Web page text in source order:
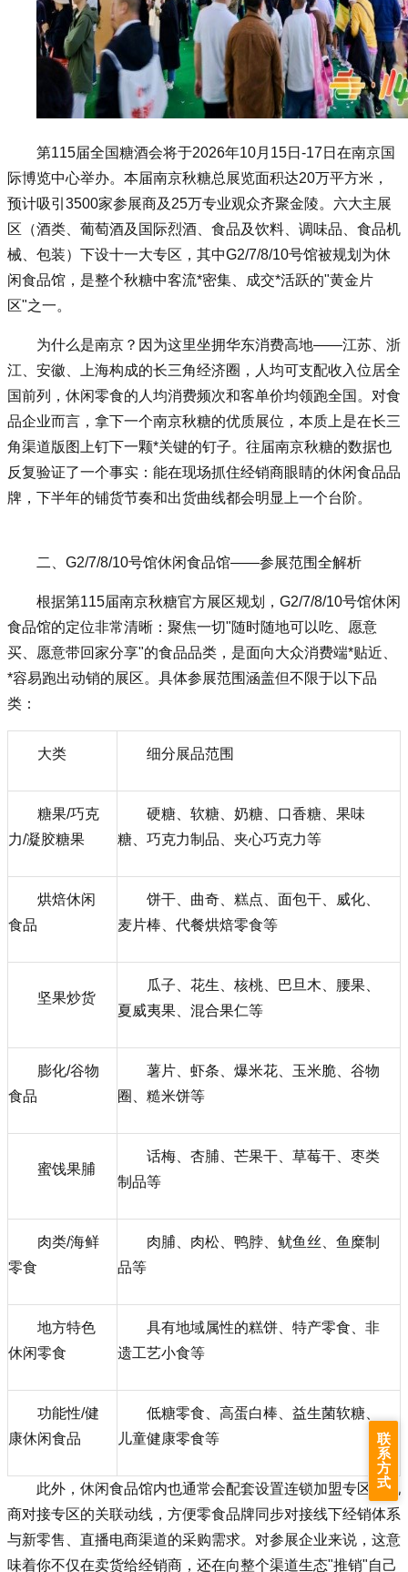
第115届全国糖酒会将于2026年10月15日-17日在南京国
际博览中心举办。本届南京秋糖总展览面积达20万平方米，
预计吸引3500家参展商及25万专业观众齐聚金陵。六大主展
区（酒类、葡萄酒及国际烈酒、食品及饮料、调味品、食品机
械、包装）下设十一大专区，其中G2/7/8/10号馆被规划为休
闲食品馆，是整个秋糖中客流*密集、成交*活跃的"黄金片
区"之一。
为什么是南京？因为这里坐拥华东消费高地——江苏、浙
江、安徽、上海构成的长三角经济圈，人均可支配收入位居全
国前列，休闲零食的人均消费频次和客单价均领跑全国。对食
品企业而言，拿下一个南京秋糖的优质展位，本质上是在长三
角渠道版图上钉下一颗*关键的钉子。往届南京秋糖的数据也
反复验证了一个事实：能在现场抓住经销商眼睛的休闲食品品
牌，下半年的铺货节奏和出货曲线都会明显上一个台阶。
二、G2/7/8/10号馆休闲食品馆——参展范围全解析
根据第115届南京秋糖官方展区规划，G2/7/8/10号馆休闲
食品馆的定位非常清晰：聚焦一切"随时随地可以吃、愿意
买、愿意带回家分享"的食品品类，是面向大众消费端*贴近、
*容易跑出动销的展区。具体参展范围涵盖但不限于以下品
类：
大类 细分展品范围
糖果/巧克
力/凝胶糖果
硬糖、软糖、奶糖、口香糖、果味
糖、巧克力制品、夹心巧克力等
烘焙休闲
食品
饼干、曲奇、糕点、面包干、威化、
麦片棒、代餐烘焙零食等
坚果炒货
瓜子、花生、核桃、巴旦木、腰果、
夏威夷果、混合果仁等
膨化/谷物
食品
薯片、虾条、爆米花、玉米脆、谷物
圈、糙米饼等
蜜饯果脯
话梅、杏脯、芒果干、草莓干、枣类
制品等
肉类/海鲜
零食
肉脯、肉松、鸭脖、鱿鱼丝、鱼糜制
品等
地方特色
休闲零食
具有地域属性的糕饼、特产零食、非
遗工艺小食等
功能性/健
康休闲食品
低糖零食、高蛋白棒、益生菌软糖、
儿童健康零食等
此外，休闲食品馆内也通常会配套设置连锁加盟专区与电
商对接专区的关联动线，方便零食品牌同步对接线下经销体系
与新零售、直播电商渠道的采购需求。对参展企业来说，这意
味着你不仅在卖货给经销商，还在向整个渠道生态"推销"自己
联
系
方
式